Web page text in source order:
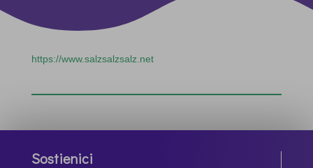
https://www.salzsalzsalz.net
Sostienici